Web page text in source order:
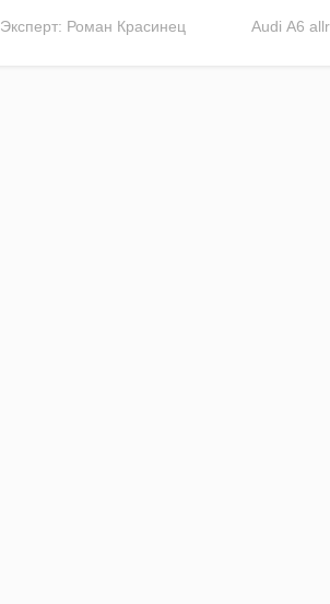
Эксперт: Роман Красинец Audi A6